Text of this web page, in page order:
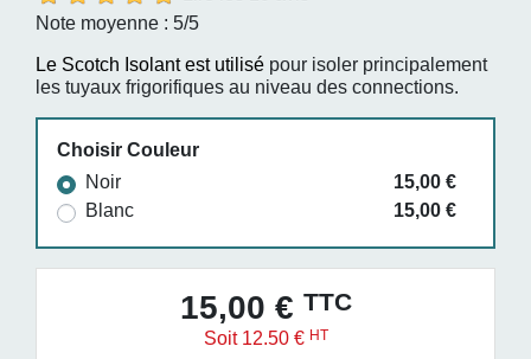
Note moyenne : 5/5
Le Scotch Isolant est utilisé pour isoler principalement
les tuyaux frigorifiques au niveau des connections.
Choisir Couleur
Noir
15,00 €
Blanc
15,00 €
15,00 € TTC
Soit 12.50 € HT